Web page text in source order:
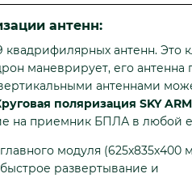
антенн:
квадрифилярных антенн. Это
маневрирует, его антенна
антеннами
поляризация SKY
на приемник БПЛА в любой
модуля (625х835х400
развертывание и